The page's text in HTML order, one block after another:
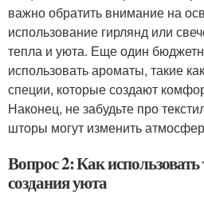
важно обратить внимание на
использование гирлянд или
тепла и уюта. Еще один
использовать ароматы, такие
специи, которые создают
Наконец, не забудьте про
шторы могут изменить
Вопрос 2: Как использовать
создания уюта